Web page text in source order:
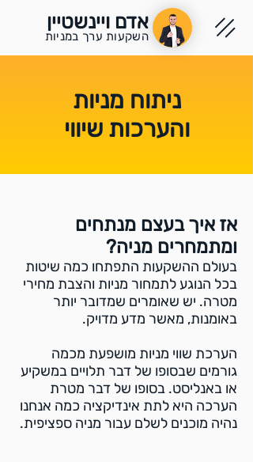
השקעות ערך במניות
אדם ויינשטיין
ניתוח מניות
והערכות שיווי
אז איך בעצם מנתחים
ומתמחרים מניה?
בעולם ההשקעות התפתחו כמה שיטות
בכל הנוגע לתמחור מניות והצבת מחירי
מטרה. יש שאומרים שמדובר יותר
באומנות, מאשר מדע מדויק.
הערכת שווי מניות מושפעת מכמה
גורמים שבסופו של דבר תלויים במשקיע
או באנליסט. בסופו של דבר מטרת
הערכה היא לתת אינדיקציה כמה אנחנו
נהיה מוכנים לשלם עבור מניה ספציפית.